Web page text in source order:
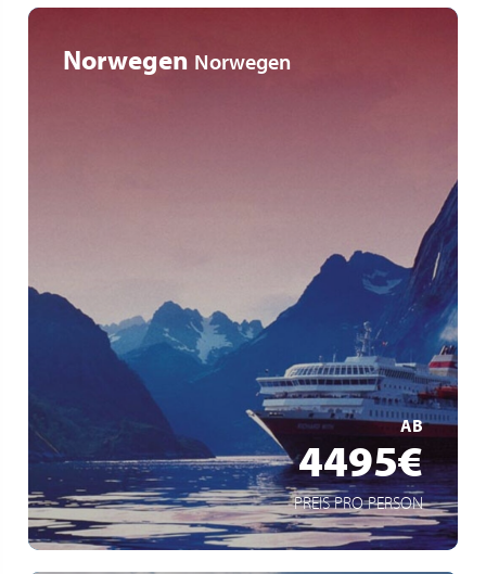
Norwegen Norwegen
AB
4495€
PREIS PRO PERSON
klassische Postschiffroute
Mythos Hurtigruten
Fjordlandschaft Norwegens mit 34 Häfen
MEHR ERFAHREN